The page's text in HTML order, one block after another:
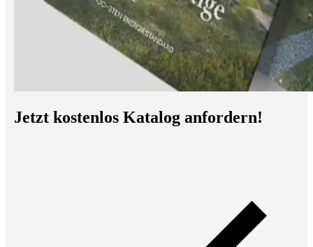
Jetzt kostenlos Katalog anfordern!